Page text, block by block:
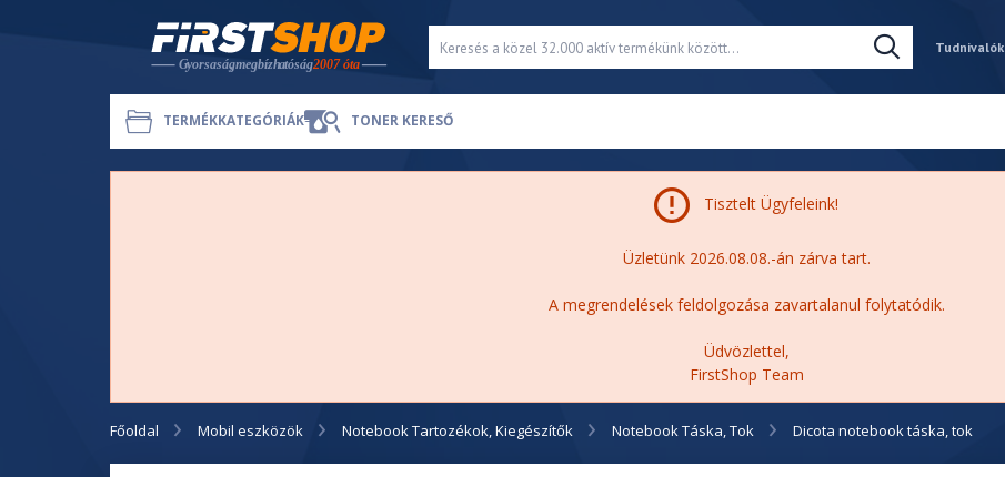
Tudnivalók
TERMÉKKATEGÓRIÁK TONER KERESŐ
Tisztelt Ügyfeleink!
Üzletünk 2026.08.08.-án zárva tart.
A megrendelések feldolgozása zavartalanul folytatódik.
Üdvözlettel,
FirstShop Team
Főoldal Mobil eszközök Notebook Tartozékok, Kiegészítők Notebook Táska, Tok Dicota notebook táska, tok